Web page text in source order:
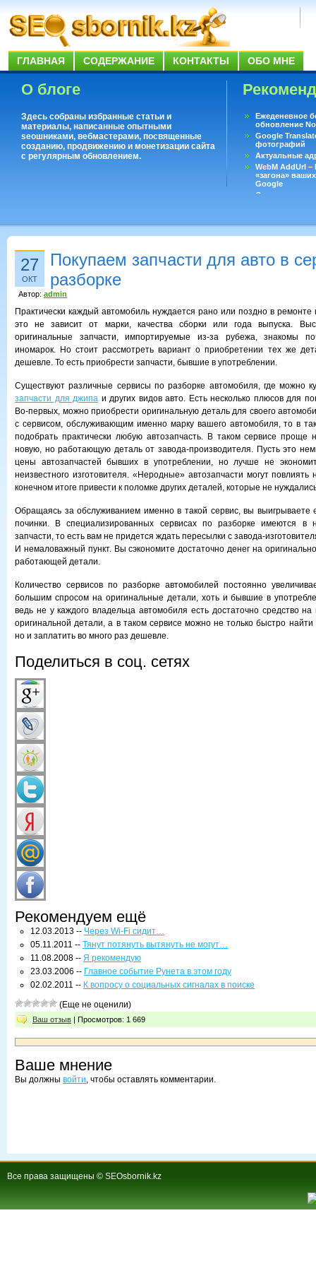
ГЛАВНАЯ СОДЕРЖАНИЕ КОНТАКТЫ ОБО МНЕ
О блоге
Здесь собраны избранные статьи и
материалы, написанные опытными
seoшниками, вебмастерами, посвященные
созданию, продвижению и монетизации сайта
с регулярным обновлением.
Ежеденевное
обновление
Google
фотографий
Актуальные
WebM AddUrl
«загона»
Google
Существует
27
ОКТ
Покупаем запчасти для авто в
разборке
Автор: admin
Практически каждый автомобиль нуждается рано или поздно в
это не зависит от марки, качества сборки или года выпуска.
оригинальные запчасти, импортируемые из-за рубежа, знакомы
иномарок. Но стоит рассмотреть вариант о приобретении тех же
дешевле. То есть приобрести запчасти, бывшие в употреблении.
Существуют различные сервисы по разборке автомобиля, где можно
запчасти для джипа и других видов авто. Есть несколько плюсов для
Во-первых, можно приобрести оригинальную деталь для своего
с сервисом, обслуживающим именно марку вашего автомобиля, то в
подобрать практически любую автозапчасть. В таком сервисе проще
новую, но работающую деталь от завода-производителя. Пусть это
цены автозапчастей бывших в употреблении, но лучше не
неизвестного изготовителя. «Неродные» автозапчасти могут
конечном итоге привести к поломке других деталей, которые не
Обращаясь за обслуживанием именно в такой сервис, вы
починки. В специализированных сервисах по разборке имеются в
запчасти, то есть вам не придется ждать пересылки с завода-
И немаловажный пункт. Вы сэкономите достаточно денег на
работающей детали.
Количество сервисов по разборке автомобилей постоянно
большим спросом на оригинальные детали, хоть и бывшие в
ведь не у каждого владельца автомобиля есть достаточно средство
оригинальной детали, а в таком сервисе можно не только быстро
но и заплатить во много раз дешевле.
Поделиться в соц. сетях
Рекомендуем ещё
12.03.2013 -- Через Wi-Fi сидит…
05.11.2011 -- Тянут потянуть вытянуть не могут…
11.08.2008 -- Я рекомендую
23.03.2006 -- Главное событие Рунета в этом году
02.02.2011 -- К вопросу о социальных сигналах в поиске
(Еще не оценили)
Ваш отзыв | Просмотров: 1 669
Ваше мнение
Вы должны войти, чтобы оставлять комментарии.
Все права защищены © SEOsbornik.kz